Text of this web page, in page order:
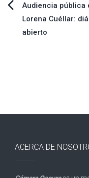
Navegación
de
Audiencia pública
Lorena Cuéllar:
abierto
ACERCA DE